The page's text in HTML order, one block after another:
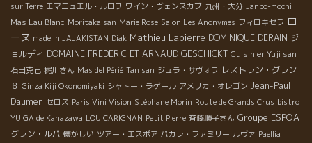
sur Terre エマニュエル・ルロワ ワイン・ヴェンスカブ 九州・大分 Janbo-mochi
Mas Lau Blanc Moritaka san Marie Rose Salon Les Anonymes フィロキセラ ロ
ーヌ made in JAJAKISTAN Diak Mathieu Lapierre DOMINIQUE DERAIN ジ
ョルディ DOMAINE FREDERIC ET ARNAUD GESCHICKT Cuisinier Yuji san
石田克己 梶川さん Mas del Périé Tan san ジュラ・サヴォワ レストラン・グラン
８ Ginza Kiji Okonomiyaki シャトー・ラゲール アメリカ・オレゴン Jean-Paul
Daumen セロス Paris Vini Vision Stéphane Morin Route de Grands Crus bistro
YUIGA de Kanazawa LOU CARIGNAN Petit Pierre 斉藤順子さん Groupe ESPOA
グラン・ルパ 懐かしい ツアー・エスポア パカレ・ファミリー ルヴァ Paellia